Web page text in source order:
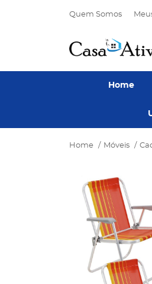
Quem Somos
Home
Home Móveis